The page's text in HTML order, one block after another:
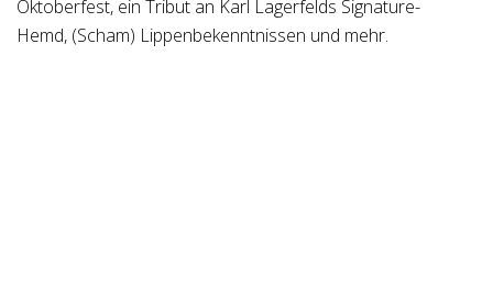
Oktoberfest, ein Tribut an Karl Lagerfelds Signature-
Hemd, (Scham) Lippenbekenntnissen und mehr.